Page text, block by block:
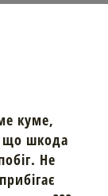
куме,
що шкода
Не